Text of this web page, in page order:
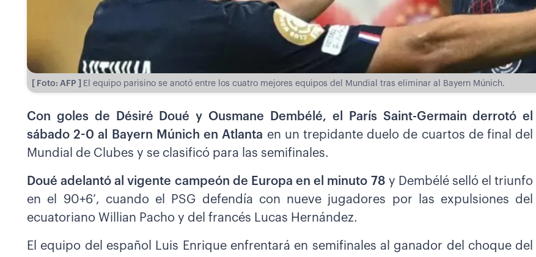
[ Foto: AFP ] El equipo parisino se anotó entre los cuatro mejores equipos del Mundial tras eliminar al Bayern Múnich.
Con goles de Désiré Doué y Ousmane Dembélé, el París Saint-Germain derrotó el
sábado 2-0 al Bayern Múnich en Atlanta en un trepidante duelo de cuartos de final del
Mundial de Clubes y se clasificó para las semifinales.
Doué adelantó al vigente campeón de Europa en el minuto 78 y Dembélé selló el triunfo
en el 90+6’, cuando el PSG defendía con nueve jugadores por las expulsiones del
ecuatoriano Willian Pacho y del francés Lucas Hernández.
El equipo del español Luis Enrique enfrentará en semifinales al ganador del choque del